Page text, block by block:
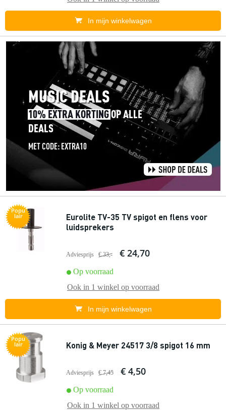
In mijn winkelwagen
Popu
lair
Eurolite TV-35 TV spigot en flens voor
luidsprekers
Adviesprijs € 33,- € 24,70
Op voorraad
Ook in 1 winkel op voorraad
In mijn winkelwagen
Popu
lair Konig & Meyer 24517 3/8 spigot 16 mm
Adviesprijs € 7,45 € 4,50
Op voorraad
Ook in 1 winkel op voorraad